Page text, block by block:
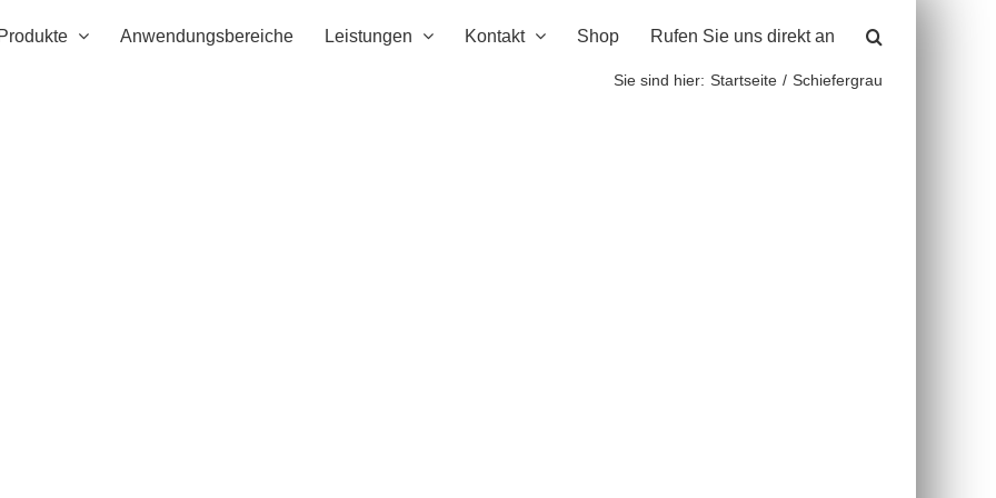
Produkte Anwendungsbereiche Leistungen Kontakt Shop Rufen Sie uns direkt an
Sie sind hier: Startseite Schiefergrau